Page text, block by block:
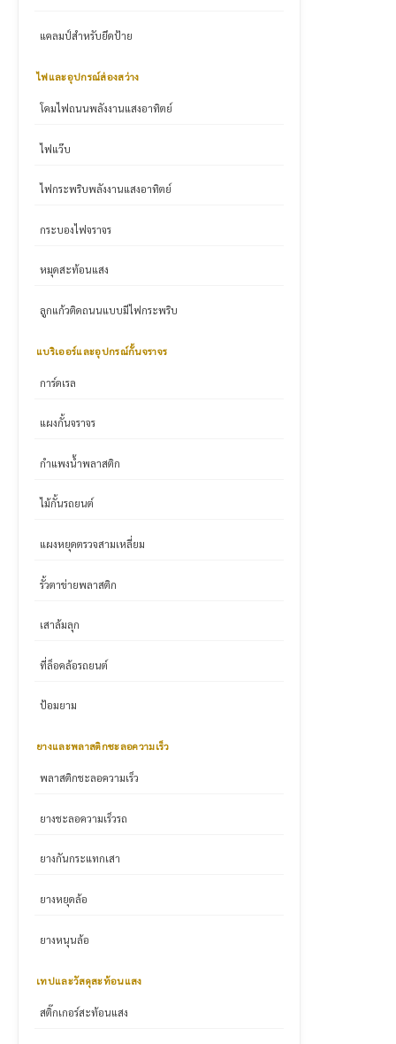
แคลมป์สำหรับยึดป้าย
ไฟและอุปกรณ์ส่องสว่าง
โคมไฟถนนพลังงานแสงอาทิตย์
ไฟแว๊บ
ไฟกระพริบพลังงานแสงอาทิตย์
กระบองไฟจราจร
หมุดสะท้อนแสง
ลูกแก้วติดถนนแบบมีไฟกระพริบ
แบริเออร์และอุปกรณ์กั้นจราจร
การ์ดเรล
แผงกั้นจราจร
กำแพงน้ำพลาสติก
ไม้กั้นรถยนต์
แผงหยุดตรวจสามเหลี่ยม
รั้วตาข่ายพลาสติก
เสาล้มลุก
ที่ล็อคล้อรถยนต์
ป้อมยาม
ยางและพลาสติกชะลอความเร็ว
พลาสติกชะลอความเร็ว
ยางชะลอความเร็วรถ
ยางกันกระแทกเสา
ยางหยุดล้อ
ยางหนุนล้อ
เทปและวัสดุสะท้อนแสง
สติ๊กเกอร์สะท้อนแสง